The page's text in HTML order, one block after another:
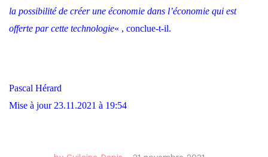
la possibilité de créer une économie dans l’économie qui est
offerte par cette technologie« , conclue-t-il.
Pascal Hérard
Mise à jour 23.11.2021 à 19:54